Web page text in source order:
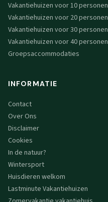
Vakantiehuizen voor 10 personen
Vakantiehuizen voor 20 personen
Vakantiehuizen voor 30 personen
Vakantiehuizen voor 40 personen
Groepsaccommodaties
INFORMATIE
Contact
Over Ons
Disclaimer
Cookies
In de natuur?
Wintersport
Huisdieren welkom
Lastminute Vakantiehuizen